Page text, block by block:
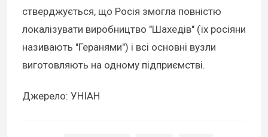
стверджується, що Росія змогла повністю
локалізувати виробництво "Шахедів" (їх росіяни
називають "Геранями") і всі основні вузли
виготовляють на одному підприємстві.
Джерело: УНІАН